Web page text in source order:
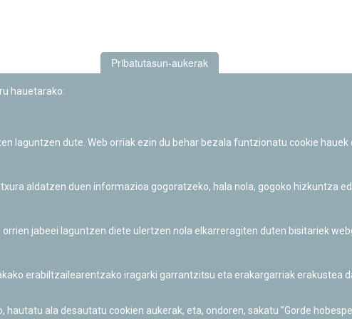
Pribatutasun-aukerak
hauetarako:
laguntzen dute. Web orriak ezin du behar bezala funtzionatu cookie hauek
aldatzen duen informazioa gogoratzeko, hala nola, gogoko hizkuntza
jabeei laguntzen diete ulertzen nola elkarreragiten duten bisitariek
erabiltzailearentzako iragarki garrantzitsu eta erakargarriak erakustea
ala desautatu cookien aukerak, eta, ondoren, sakatu "Gorde